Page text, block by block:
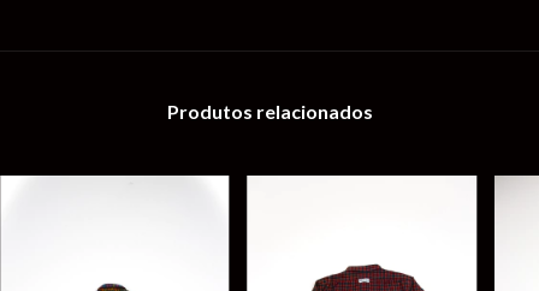
Produtos relacionados